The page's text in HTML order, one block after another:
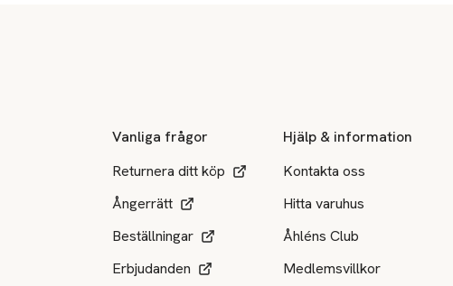
Vanliga frågor
Returnera ditt köp
Ångerrätt
Beställningar
Erbjudanden
Hjälp & information
Kontakta oss
Hitta varuhus
Åhléns Club
Medlemsvillkor